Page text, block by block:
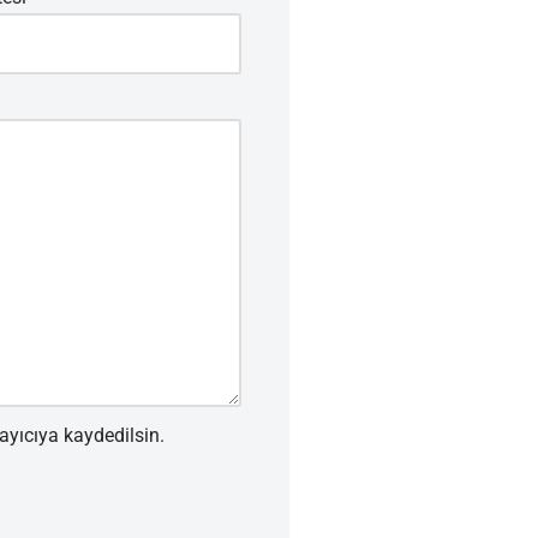
kaydedilsin.